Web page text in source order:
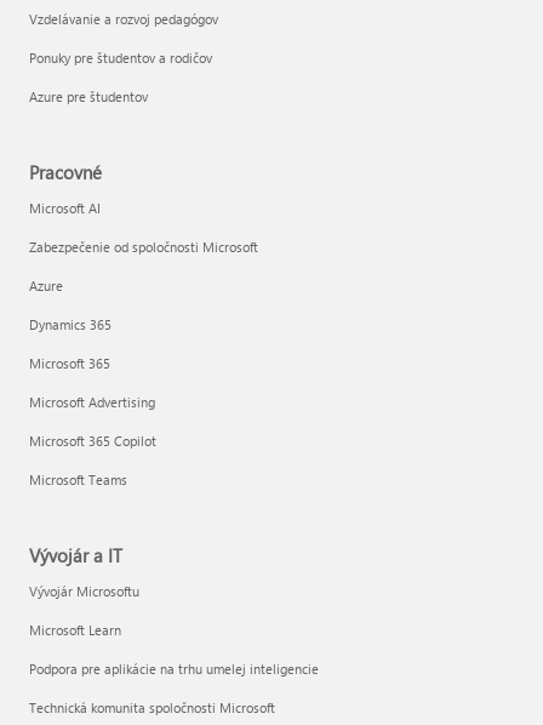
Vzdelávanie a rozvoj pedagógov
Ponuky pre študentov a rodičov
Azure pre študentov
Pracovné
Microsoft AI
Zabezpečenie od spoločnosti Microsoft
Azure
Dynamics 365
Microsoft 365
Microsoft Advertising
Microsoft 365 Copilot
Microsoft Teams
Vývojár a IT
Vývojár Microsoftu
Microsoft Learn
Podpora pre aplikácie na trhu umelej inteligencie
Technická komunita spoločnosti Microsoft